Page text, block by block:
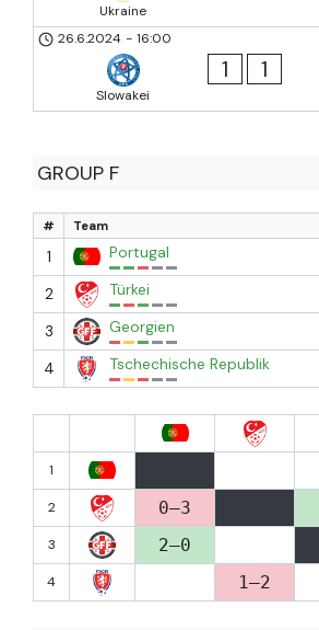
Ukraine
26.6.2024 - 16:00
Slowakei
1 1
GROUP F
# Team
1 Portugal
2
Türkei
3
Georgien
4
Tschechische Republik
1
2 0–3
3 2–0
4 1–2